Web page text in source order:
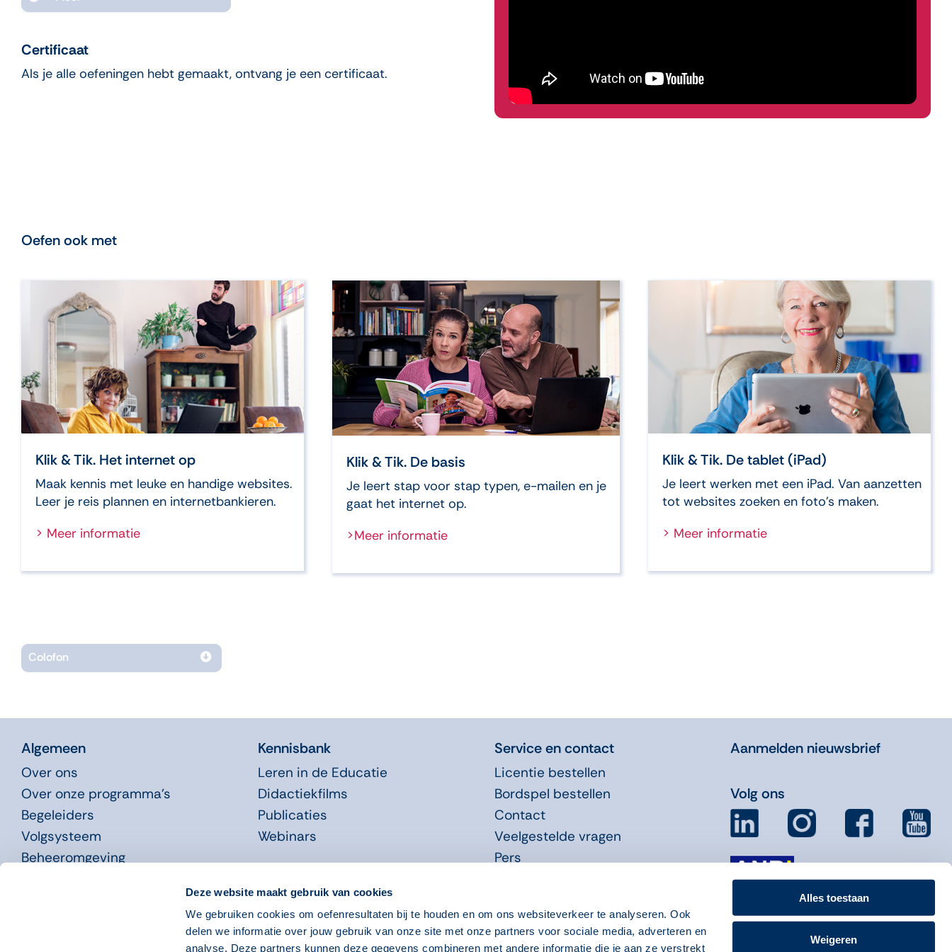
Deze website maakt gebruik van cookies
We gebruiken cookies om oefenresultaten bij te houden en om ons websiteverkeer te analyseren. Ook
delen we informatie over jouw gebruik van onze site met onze partners voor sociale media, adverteren en
analyse. Deze partners kunnen deze gegevens combineren met andere informatie die je aan ze verstrekt
Alles toestaan
Weigeren
Certificaat
Als je alle oefeningen hebt gemaakt, ontvang je een certificaat.
Oefen ook met
Klik & Tik. Het internet op
Maak kennis met leuke en handige websites.
Leer je reis plannen en internetbankieren.
> Meer informatie
Klik & Tik. De basis
Je leert stap voor stap typen, e-mailen en je
gaat het internet op.
>Meer informatie
Klik & Tik. De tablet (iPad)
Je leert werken met een iPad. Van aanzetten
tot websites zoeken en foto’s maken.
> Meer informatie
Colofon
Algemeen
Over ons
Over onze programma’s
Begeleiders
Volgsysteem
Beheeromgeving
Kennisbank
Leren in de Educatie
Didactiekfilms
Publicaties
Webinars
Service en contact
Licentie bestellen
Bordspel bestellen
Contact
Veelgestelde vragen
Pers
Aanmelden nieuwsbrief
Volg ons
Copyright 2023PrivacyverklaringCookies